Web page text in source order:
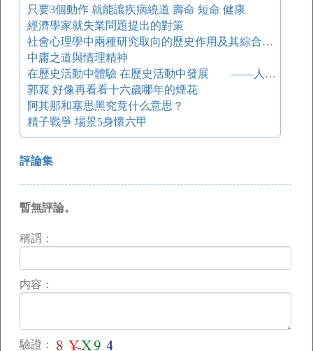
只要3個動作 就能讓疾病繞道 壽命 短命 健康
經濟學家就失業問題提出的對策
社會心理學中兩種研究取向的歷史作用及其綜合趨勢
中庸之道與情理精神
在歷史活動中體驗 在歷史活動中發展 ——人教版義務教育歷史課標實驗教材七年級“活動課”設計說明
郭襄 好像再看看十六歲哪年的煙花
阿其那和塞思黑究竟什么意思？
精子戰爭 場景5身懷六甲
評論集
暫無評論。
稱謂：
内容：
驗證：